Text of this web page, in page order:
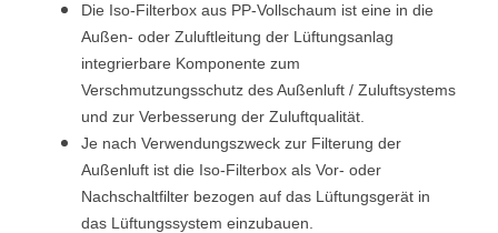
Die Iso-Filterbox aus PP-Vollschaum ist eine in die
Außen- oder Zuluftleitung der Lüftungsanlag
integrierbare Komponente zum
Verschmutzungsschutz des Außenluft / Zuluftsystems
und zur Verbesserung der Zuluftqualität.
Je nach Verwendungszweck zur Filterung der
Außenluft ist die Iso-Filterbox als Vor- oder
Nachschaltfilter bezogen auf das Lüftungsgerät in
das Lüftungssystem einzubauen.